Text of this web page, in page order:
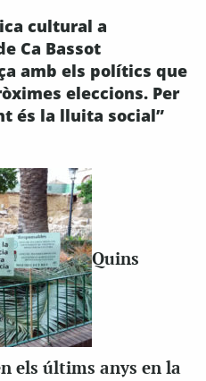
cultural a
Ca Bassot
amb els polítics que
eleccions. Per
és la lluita social”
Quins
els últims anys en la